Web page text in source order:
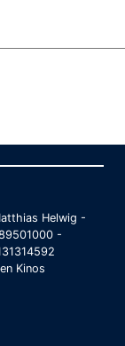
Helwig -
-
Kinos